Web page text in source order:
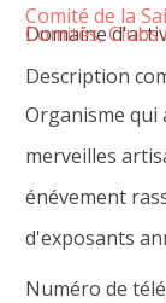
Comité de la
Domaine
Comités,
Description
Organisme qui
merveilles
énévement
d'exposants
Numéro de